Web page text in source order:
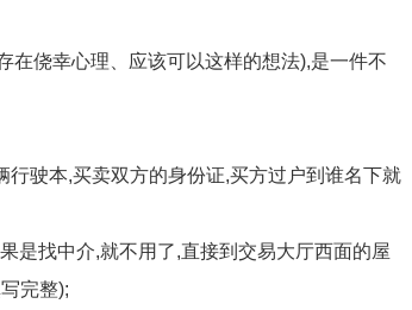
在侥幸心理、应该可以这样的想法),是一件不
驶本,买卖双方的身份证,买方过户到谁名下就
是找中介,就不用了,直接到交易大厅西面的屋
完整);